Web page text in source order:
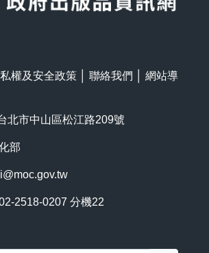
權及安全政策 聯絡我們
網站導
北市中山區松江路209號
部
2518-0207 分機22